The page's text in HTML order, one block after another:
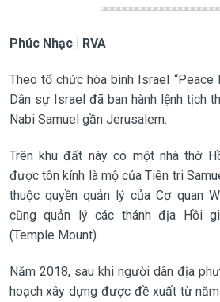
Phúc Nhạc | RVA
Theo tổ chức hòa bình Israel “Peace
Dân sự Israel đã ban hành lệnh tịch
Nabi Samuel gần Jerusalem.
Trên khu đất này có một nhà thờ
được tôn kính là mộ của Tiên tri
thuộc quyền quản lý của Cơ quan
cũng quản lý các thánh địa Hồi
(Temple Mount).
Năm 2018, sau khi người dân địa
hoạch xây dựng được đề xuất từ